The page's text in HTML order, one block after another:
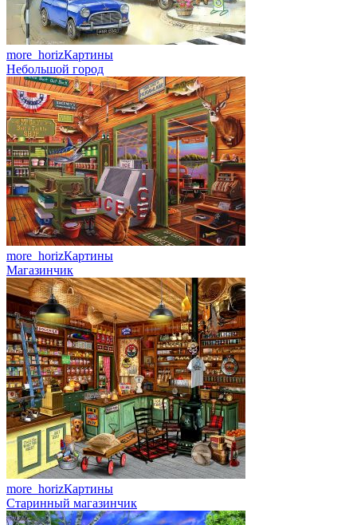
more_horizКартины
Небольшой город
more_horizКартины
Магазинчик
more_horizКартины
Старинный магазинчик